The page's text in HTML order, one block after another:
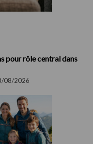
pour rôle central dans
08/2026